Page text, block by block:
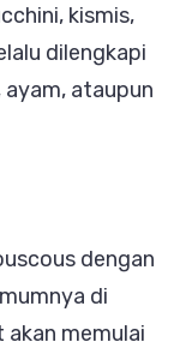
kismis,
dilengkapi
ataupun
dengan
di
akan memulai